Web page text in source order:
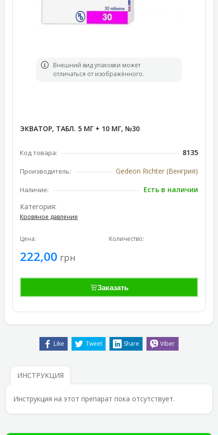
Bнешний вид упаковки может
отличаться от изображённого.
ЭКВАТОР, ТАБЛ. 5 МГ + 10 МГ, №30
Код товара: 8135
Производитель: Gedeon Richter (Венгрия)
Наличие:
Есть в наличии
Категория:
Кровяное давление
Цена:
222,00 грн
Количество:
Заказать
Like Tweet Share Viber
ИНСТРУКЦИЯ
Инструкция на этот препарат пока отсутствует.